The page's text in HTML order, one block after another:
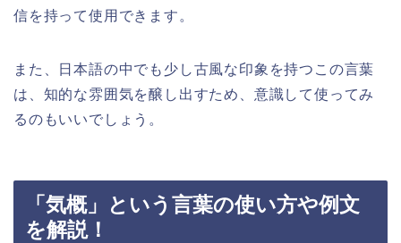
信を持って使用できます。
また、日本語の中でも少し古風な印象を持つこの言葉
は、知的な雰囲気を醸し出すため、意識して使ってみ
るのもいいでしょう。
「気概」という言葉の使い方や例文
を解説！